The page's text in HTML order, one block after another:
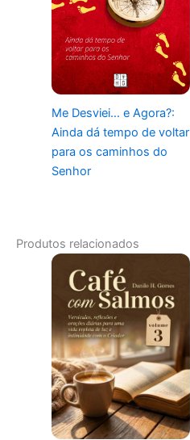
Me Desviei… e Agora?:
Ainda dá tempo de voltar
para os caminhos do
Senhor
Produtos relacionados